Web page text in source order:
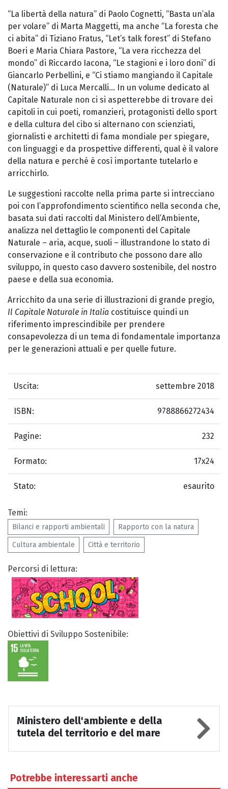
“La libertà della natura” di Paolo Cognetti, “Basta un’ala
per volare” di Marta Maggetti, ma anche “La foresta che
ci abita” di Tiziano Fratus, “Let’s talk forest” di Stefano
Boeri e Maria Chiara Pastore, “La vera ricchezza del
mondo” di Riccardo Iacona, “Le stagioni e i loro doni” di
Giancarlo Perbellini, e “Ci stiamo mangiando il Capitale
(Naturale)” di Luca Mercalli... In un volume dedicato al
Capitale Naturale non ci si aspetterebbe di trovare dei
capitoli in cui poeti, romanzieri, protagonisti dello sport
e della cultura del cibo si alternano con scienziati,
giornalisti e architetti di fama mondiale per spiegare,
con linguaggi e da prospettive differenti, qual è il valore
della natura e perché è così importante tutelarlo e
arricchirlo.
Le suggestioni raccolte nella prima parte si intrecciano
poi con l’approfondimento scientifico nella seconda che,
basata sui dati raccolti dal Ministero dell’Ambiente,
analizza nel dettaglio le componenti del Capitale
Naturale – aria, acque, suoli – illustrandone lo stato di
conservazione e il contributo che possono dare allo
sviluppo, in questo caso davvero sostenibile, del nostro
paese e della sua economia.
Arricchito da una serie di illustrazioni di grande pregio,
Il Capitale Naturale in Italia costituisce quindi un
riferimento imprescindibile per prendere
consapevolezza di un tema di fondamentale importanza
per le generazioni attuali e per quelle future.
Uscita: settembre 2018
ISBN: 9788866272434
Pagine: 232
Formato: 17x24
Stato: esaurito
Temi:
Bilanci e rapporti ambientali Rapporto con la natura
Cultura ambientale Città e territorio
Percorsi di lettura:
Obiettivi di Sviluppo Sostenibile:
Ministero dell'ambiente e della
tutela del territorio e del mare
Potrebbe interessarti anche